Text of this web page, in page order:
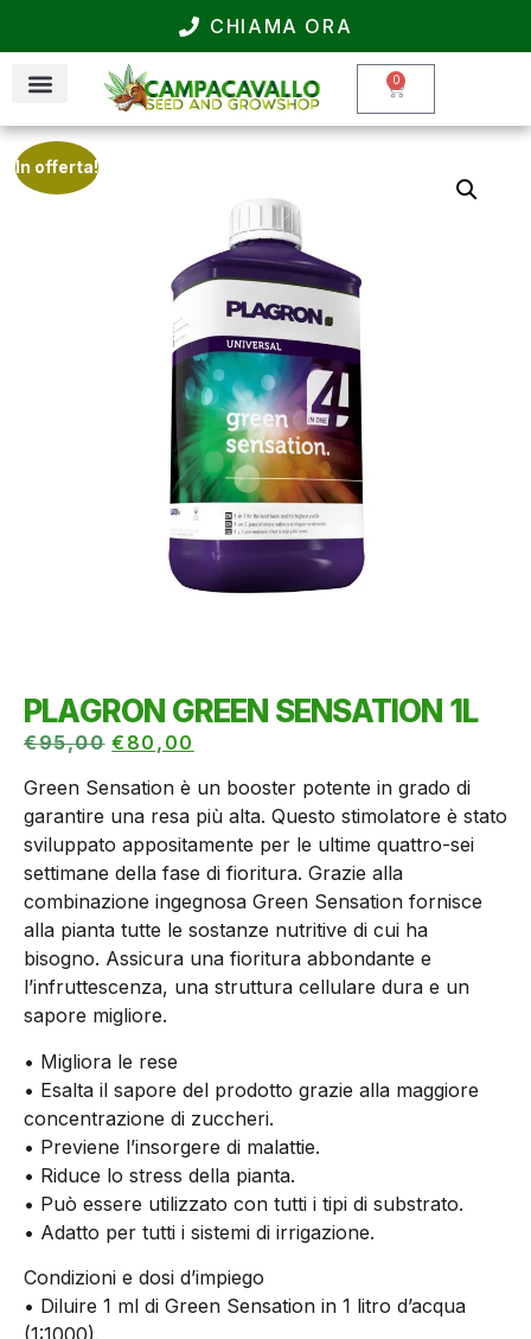
CHIAMA ORA
0
In offerta!
PLAGRON GREEN SENSATION 1L
€95,00 € 80,00
Green Sensation è un booster potente in grado di
garantire una resa più alta. Questo stimolatore è stato
sviluppato appositamente per le ultime quattro-sei
settimane della fase di fioritura. Grazie alla
combinazione ingegnosa Green Sensation fornisce
alla pianta tutte le sostanze nutritive di cui ha
bisogno. Assicura una fioritura abbondante e
l’infruttescenza, una struttura cellulare dura e un
sapore migliore.
• Migliora le rese
• Esalta il sapore del prodotto grazie alla maggiore
concentrazione di zuccheri.
• Previene l’insorgere di malattie.
• Riduce lo stress della pianta.
• Può essere utilizzato con tutti i tipi di substrato.
• Adatto per tutti i sistemi di irrigazione.
Condizioni e dosi d’impiego
• Diluire 1 ml di Green Sensation in 1 litro d’acqua